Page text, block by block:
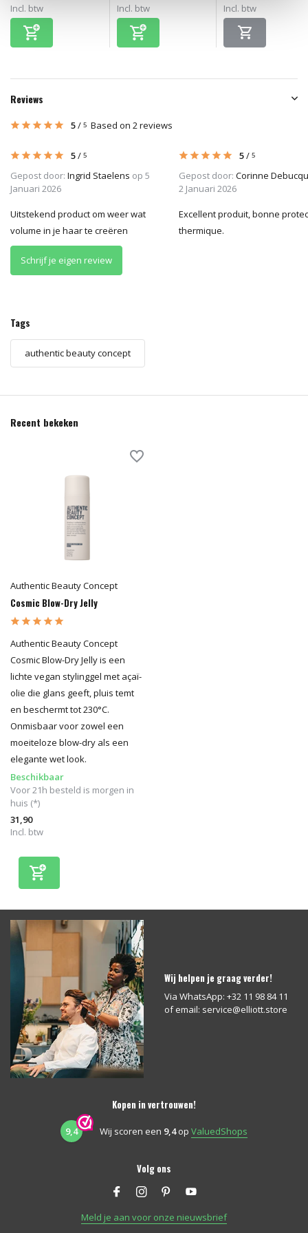
Incl. btw Incl. btw Incl. btw
Reviews
5/ 5 Based on 2 reviews
5/ 5
Gepost door: Ingrid Staelens op 5
Januari 2026
Uitstekend product om weer wat
volume in je haar te creëren
5/ 5
Gepost door: Corinne
2 Januari 2026
Excellent produit, bonne
thermique.
Schrijf je eigen review
Tags
authentic beauty concept
Recent bekeken
Authentic Beauty Concept
Cosmic Blow-Dry Jelly
Authentic Beauty Concept
Cosmic Blow-Dry Jelly is een
lichte vegan stylinggel met açaï-
olie die glans geeft, pluis temt
en beschermt tot 230°C.
Onmisbaar voor zowel een
moeiteloze blow-dry als een
elegante wet look.
Beschikbaar
Voor 21h besteld is morgen in
huis (*)
31,90
Incl. btw
Wij helpen je graag verder!
Via WhatsApp: +32 11 98 84 11
of email: service@elliott.store
Kopen in vertrouwen!
9,4 Wij scoren een 9,4op ValuedShops
Volg ons
Meld je aan voor onze nieuwsbrief